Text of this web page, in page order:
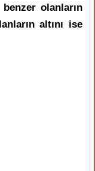
benzer olanların
altını ise